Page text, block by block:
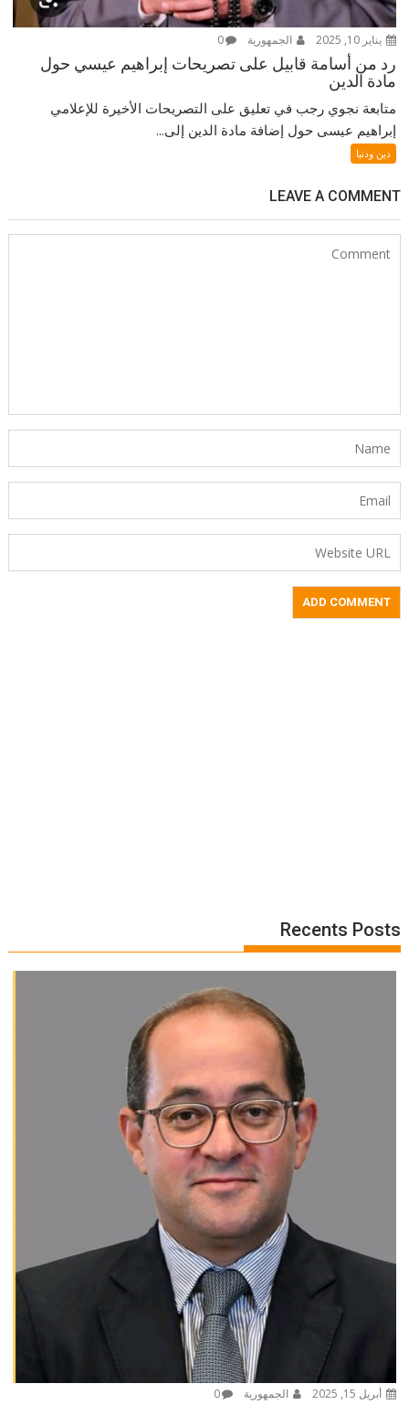
يناير 10, 2025 الجمهورية 0
رد من أسامة قابيل على تصريحات إبراهيم عيسي حول
مادة الدين
متابعة نجوي رجب في تعليق على التصريحات الأخيرة للإعلامي
إبراهيم عيسى حول إضافة مادة الدين إلى...
دين ودنيا
LEAVE A COMMENT
Recents Posts
أبريل 15, 2025 الجمهورية 0